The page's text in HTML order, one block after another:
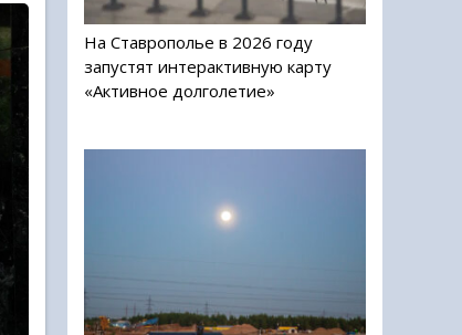
На Ставрополье в 2026 году
запустят интерактивную карту
«Активное долголетие»